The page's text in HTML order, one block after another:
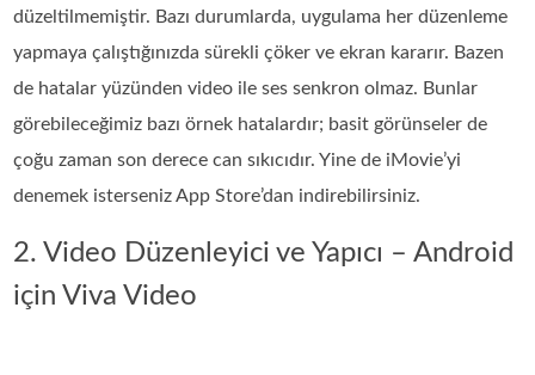
düzeltilmemiştir. Bazı durumlarda, uygulama her düzenleme
yapmaya çalıştığınızda sürekli çöker ve ekran kararır. Bazen
de hatalar yüzünden video ile ses senkron olmaz. Bunlar
görebileceğimiz bazı örnek hatalardır; basit görünseler de
çoğu zaman son derece can sıkıcıdır. Yine de iMovie’yi
denemek isterseniz App Store’dan indirebilirsiniz.
2. Video Düzenleyici ve Yapıcı – Android
için Viva Video